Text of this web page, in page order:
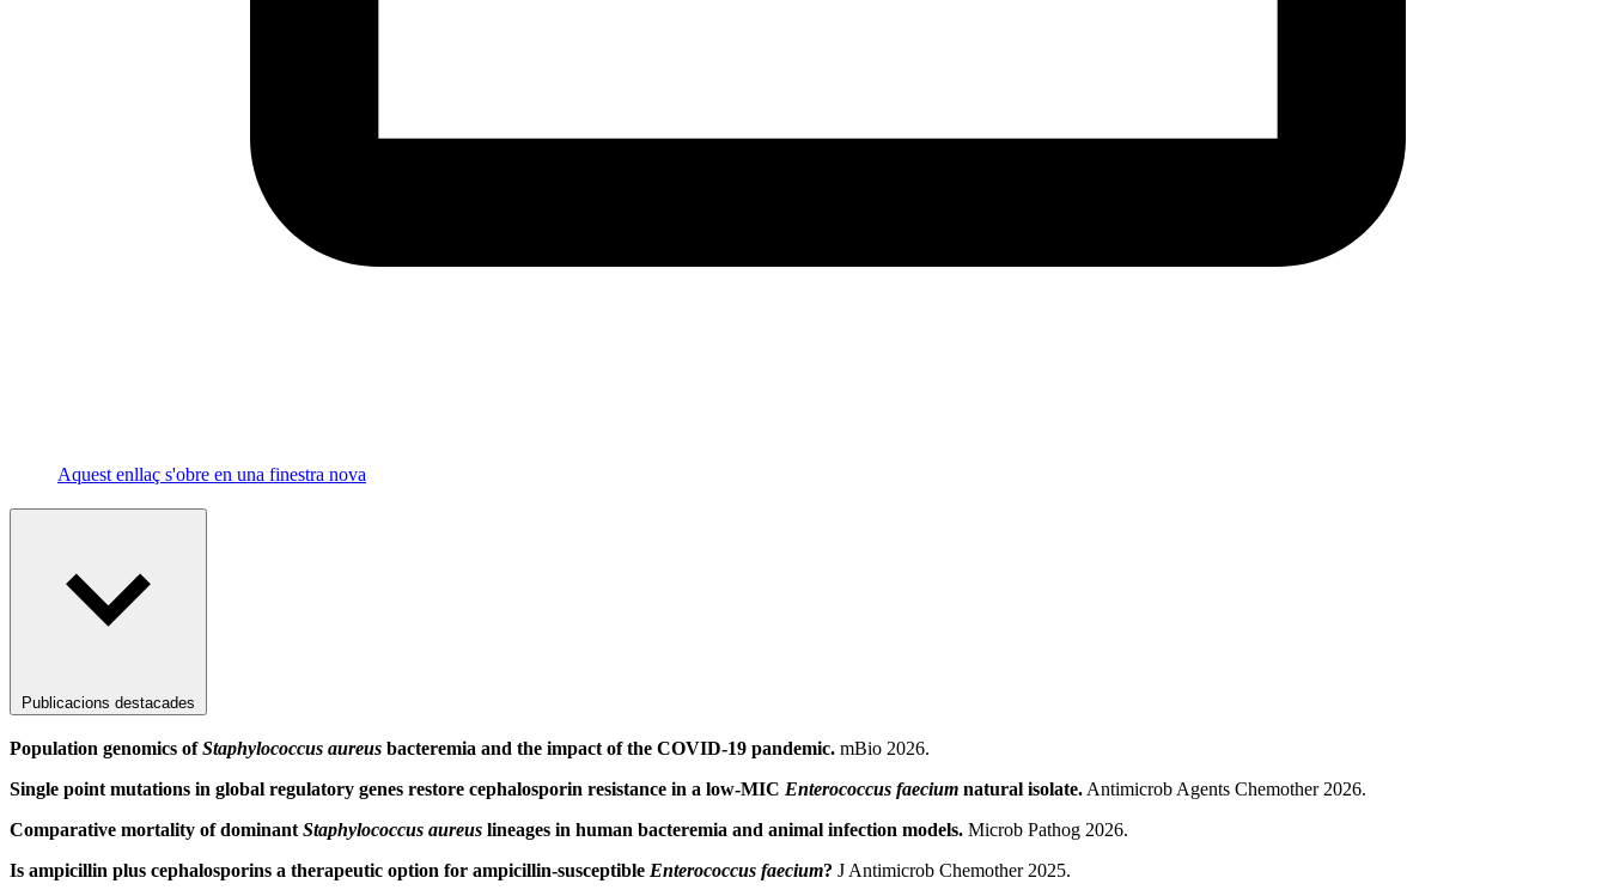
Aquest enllaç s'obre en una finestra nova
Publicacions destacades
Population genomics ofStaphylococcus aureus bacteremia and the impact of the COVID-19 pandemic. mBio 2026.
Single point mutations in global regulatory genes restore cephalosporin resistance in a low-MIC Enterococcus faecium natural isolate. Antimicrob Agents Chemother 2026.
Comparative mortality of dominant Staphylococcus aureus lineages in human bacteremia and animal infection models. Microb Pathog 2026.
Is ampicillin plus cephalosporins a therapeutic option for ampicillin-susceptible Enterococcus faecium? J Antimicrob Chemother 2025.